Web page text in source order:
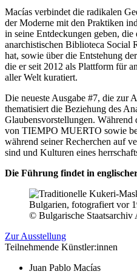
Macías verbindet die radikalen
der Moderne mit den Praktiken
in seine Entdeckungen geben,
anarchistischen Biblioteca Social
hat, sowie über die Entstehung
die er seit 2012 als Plattform für
aller Welt kuratiert.
Die neueste Ausgabe #7, die zur
thematisiert die Beziehung des
Glaubensvorstellungen.
von TIEMPO MUERTO sowie
während seiner Recherchen auf
sind und Kulturen eines
Die Führung findet in
© Bulgarische
Zur Ausstellung
Teilnehmende Künstler:innen
Juan Pablo Macías